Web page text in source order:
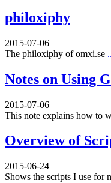
philoxiphy
2015-07-06
The philoxiphy of omxi.se
Notes on Using
2015-07-06
This note explains how to
Overview of
2015-06-24
Shows the scripts I use for